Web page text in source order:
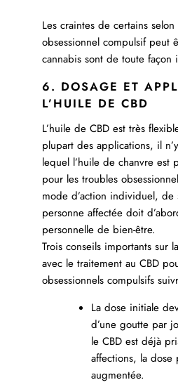
Les craintes de certains
obsessionnel compulsif peut
cannabis sont de toute façon
6. DOSAGE ET
L’HUILE DE CBD
L’huile de CBD est très
plupart des applications, il
lequel l’huile de chanvre est
pour les troubles
mode d’action individuel,
personne affectée doit
personnelle de bien-être.
Trois conseils importants sur
avec le traitement au CBD
obsessionnels compulsifs
La dose initiale
d’une goutte par
le CBD est déjà
affections, la
augmentée.